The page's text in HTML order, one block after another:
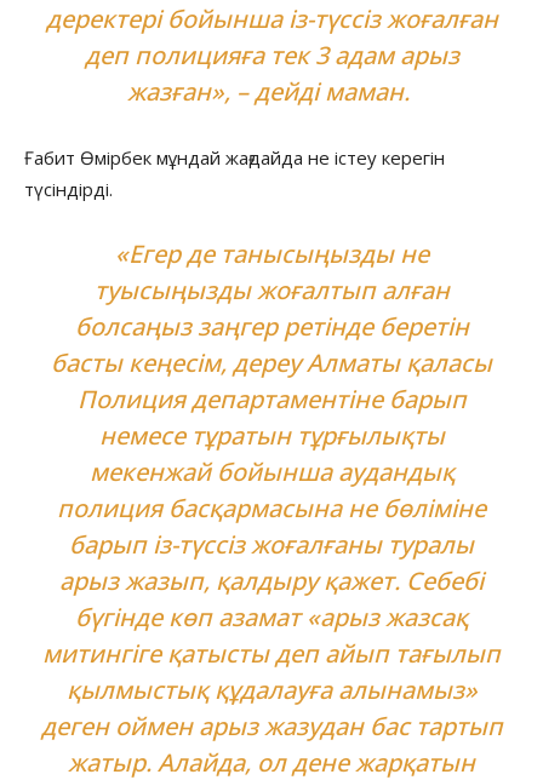
деректері бойынша із-түссіз жоғалған
деп полицияға тек 3 адам арыз
жазған», – дейді маман.
Ғабит Өмірбек мұндай жағдайда не істеу керегін
түсіндірді.
«Егер де танысыңызды не
туысыңызды жоғалтып алған
болсаңыз заңгер ретінде беретін
басты кеңесім, дереу Алматы қаласы
Полиция департаментіне барып
немесе тұратын тұрғылықты
мекенжай бойынша аудандық
полиция басқармасына не бөліміне
барып із-түссіз жоғалғаны туралы
арыз жазып, қалдыру қажет. Себебі
бүгінде көп азамат «арыз жазсақ
митингіге қатысты деп айып тағылып
қылмыстық құдалауға алынамыз»
деген оймен арыз жазудан бас тартып
жатыр. Алайда, ол дене жарқатын